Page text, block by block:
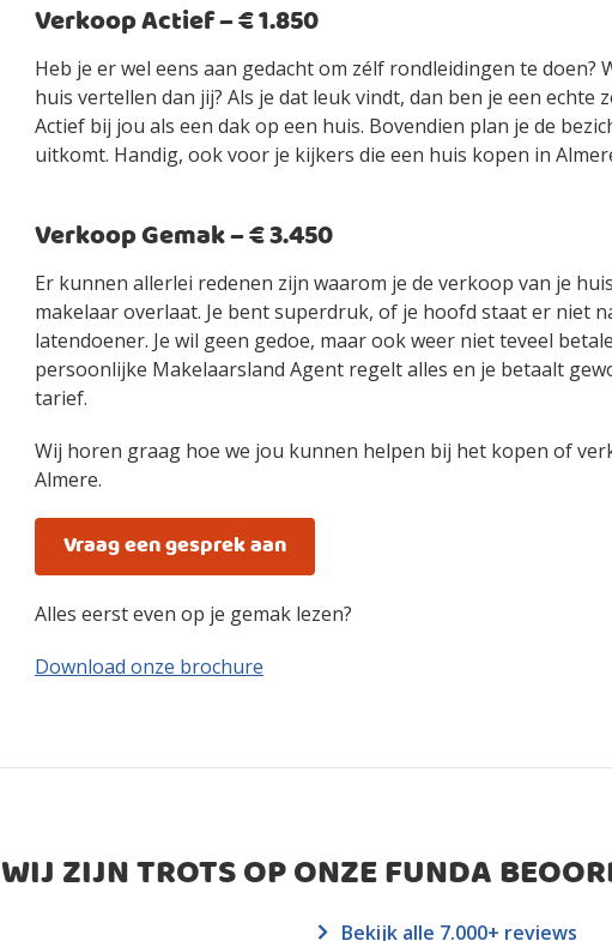
Verkoop Actief – € 1.850
Heb je er wel eens aan gedacht om zélf rondleidingen te doen?
huis vertellen dan jij? Als je dat leuk vindt, dan ben je een echte
Actief bij jou als een dak op een huis. Bovendien plan je de
uitkomt. Handig, ook voor je kijkers die een huis kopen in
Verkoop Gemak – € 3.450
Er kunnen allerlei redenen zijn waarom je de verkoop van je
makelaar overlaat. Je bent superdruk, of je hoofd staat er niet
latendoener. Je wil geen gedoe, maar ook weer niet teveel
persoonlijke Makelaarsland Agent regelt alles en je betaalt
tarief.
Wij horen graag hoe we jou kunnen helpen bij het kopen of
Almere.
Vraag een gesprek aan
Alles eerst even op je gemak lezen?
Download onze brochure
WIJ ZIJN TROTS OP ONZE FUNDA
Bekijk alle 7.000+ reviews